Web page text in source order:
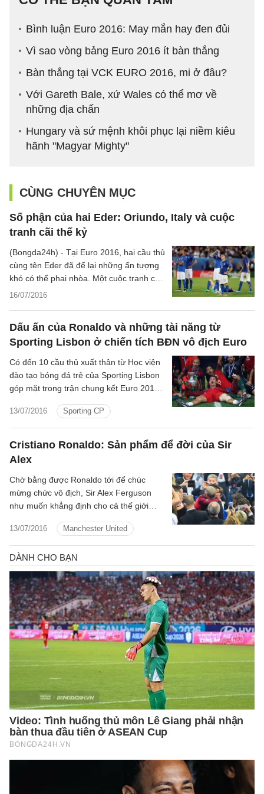
Bình luận Euro 2016: May mắn hay đen đủi
Vì sao vòng bảng Euro 2016 ít bàn thắng
Bàn thắng tại VCK EURO 2016, mi ở đâu?
Với Gareth Bale, xứ Wales có thể mơ về
những địa chấn
Hungary và sứ mệnh khôi phục lại niềm kiêu
hãnh "Magyar Mighty"
CÙNG CHUYÊN MỤC
Số phận của hai Eder: Oriundo, Italy và cuộc
tranh cãi thế kỷ
16/07/2016
(Bongda24h) - Tại Euro 2016, hai cầu thủ
cùng tên Eder đã để lại những ấn tượng
khó có thể phai nhòa. Một cuộc tranh cãi
lớn đã nổ ra khi cả hai Eder đều thuộc
Dấu ấn của Ronaldo và những tài năng từ
Sporting Lisbon ở chiến tích BĐN vô địch Euro
13/07/2016 Sporting CP
Có đến 10 cầu thủ xuất thân từ Học viện
đào tạo bóng đá trẻ của Sporting Lisbon
góp mặt trong trận chung kết Euro 2016
Cristiano Ronaldo: Sản phẩm để đời của Sir
Alex
13/07/2016 Manchester United
Chờ bằng được Ronaldo tới để chúc
mừng chức vô địch, Sir Alex Ferguson
như muốn khẳng định cho cả thế giới
của ông.